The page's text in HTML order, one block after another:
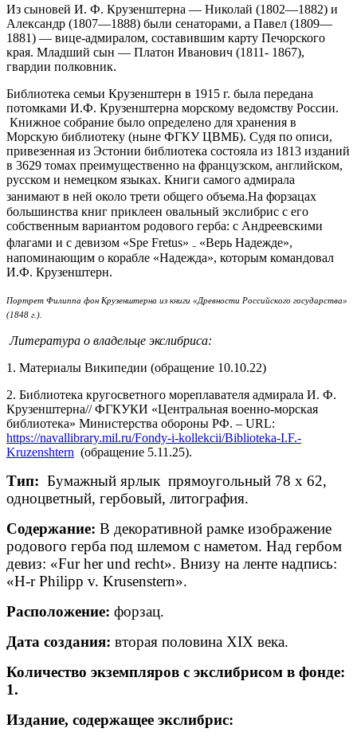
Из сыновей И. Ф. Крузенштерна — Николай (1802—1882) и
Александр (1807—1888) были сенаторами, а Павел (1809—
1881) — вице-адмиралом, составившим карту Печорского
края. Младший сын — Платон Иванович (1811- 1867),
гвардии полковник.
Библиотека семьи Крузенштерн в 1915 г. была передана
потомками И.Ф. Крузенштерна морскому ведомству России.
Книжное собрание было определено для хранения в
Морскую библиотеку (ныне ФГКУ ЦВМБ). Судя по описи,
привезенная из Эстонии библиотека состояла из 1813 изданий
в 3629 томах преимущественно на французском, английском,
русском и немецком языках. Книги самого адмирала
занимают в ней около трети общего объема.На форзацах
большинства книг приклеен овальный экслибрис с его
собственным вариантом родового герба: с Андреевскими
флагами и с девизом «Spe Fretus» ₋ «Верь Надежде»,
напоминающим о корабле «Надежда», которым командовал
И.Ф. Крузенштерн.
Портрет Филиппа фон Крузенштерна из книги «Древности Российского государства»
(1848 г.).
Литература о владельце экслибриса:
1. Материалы Википедии (обращение 10.10.22)
2. Библиотека кругосветного мореплавателя адмирала И. Ф.
Крузенштерна// ФГКУКИ «Центральная военно-морская
библиотека» Министерства обороны РФ. – URL:
https://navallibrary.mil.ru/Fondy-i-kollekcii/Biblioteka-I.F.-
Kruzenshtern (обращение 5.11.25).
Тип: Бумажный ярлык прямоугольный 78 х 62,
одноцветный, гербовый, литография.
Содержание: В декоративной рамке изображение
родового герба под шлемом с наметом. Над гербом
девиз: «Fur her und recht». Внизу на ленте надпись:
«H-r Philipp v. Krusenstern».
Расположение: форзац.
Дата создания: вторая половина XIX века.
Количество экземпляров с экслибрисом в фонде:
1.
Издание, содержащее экслибрис: